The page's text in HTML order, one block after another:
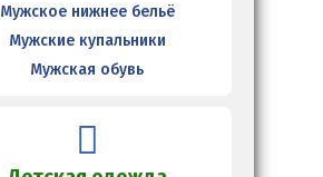
Мужское нижнее бельё
Мужские купальники
Мужская обувь